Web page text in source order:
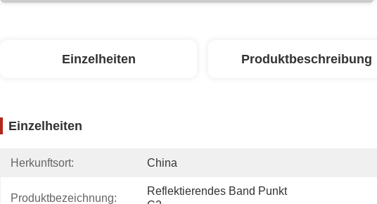
Einzelheiten Produktbeschreibung
Einzelheiten
Herkunftsort: China
Produktbezeichnung:
Reflektierendes Band Punkt